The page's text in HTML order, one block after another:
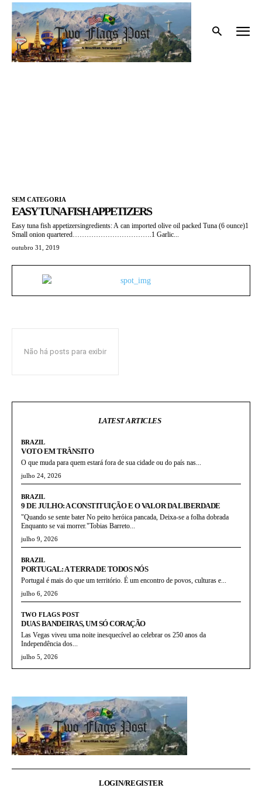
Início Tags Appetizers
APPETIZERS
SEM CATEGORIA
EASY TUNA FISH APPETIZERS
Easy tuna fish appetizersingredients: A can imported olive oil packed Tuna (6 ounce)1
Small onion quartered…………………………….1 Garlic...
outubro 31, 2019
Não há posts para exibir
LATEST ARTICLES
BRAZIL
VOTO EM TRÂNSITO
O que muda para quem estará fora de sua cidade ou do país nas...
julho 24, 2026
BRAZIL
9 DE JULHO: A CONSTITUIÇÃO E O VALOR DA LIBERDADE
"Quando se sente bater No peito heróica pancada, Deixa-se a folha dobrada
Enquanto se vai morrer."Tobias Barreto...
julho 9, 2026
BRAZIL
PORTUGAL: A TERRA DE TODOS NÓS
Portugal é mais do que um território. É um encontro de povos, culturas e...
julho 6, 2026
TWO FLAGS POST
DUAS BANDEIRAS, UM SÓ CORAÇÃO
Las Vegas viveu uma noite inesquecível ao celebrar os 250 anos da
Independência dos...
julho 5, 2026
LOGIN/REGISTER